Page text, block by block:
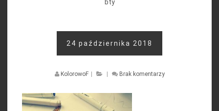
bty
24 października 2018
KolorowoF Brak komentarzy